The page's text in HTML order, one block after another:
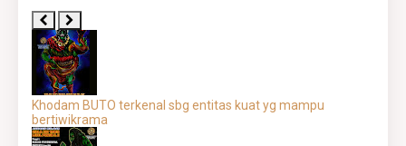
Khodam BUTO terkenal sbg entitas kuat yg mampu
bertiwikrama